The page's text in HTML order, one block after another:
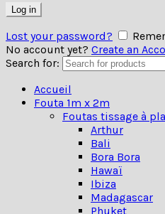
Log in
Lost your password?
No account yet? Create an
Search for:
Accueil
Fouta 1m x 2m
Foutas tissage à
Arthur
Bali
Bora Bora
Hawaï
Ibiza
Madagascar
Phuket